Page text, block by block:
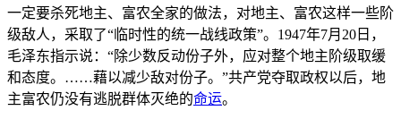
一定要杀死地主、富农全家的做法，对地主、富农这样一些阶
级敌人，采取了“临时性的统一战线政策”。1947年7月20日，
毛泽东指示说：“除少数反动份子外，应对整个地主阶级取缓
和态度。……藉以减少敌对份子。”共产党夺取政权以后，地
主富农仍没有逃脱群体灭绝的命运。